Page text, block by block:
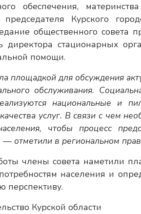
обеспечения,
председателя Курского
общественного совета
директора стационарных
помощи.
площадкой для обсуждения
обслуживания.
национальные и
услуг. В связи с чем
чтобы процесс
отметили в региональном
члены совета наметили
населения и
перспективу.
Курской области